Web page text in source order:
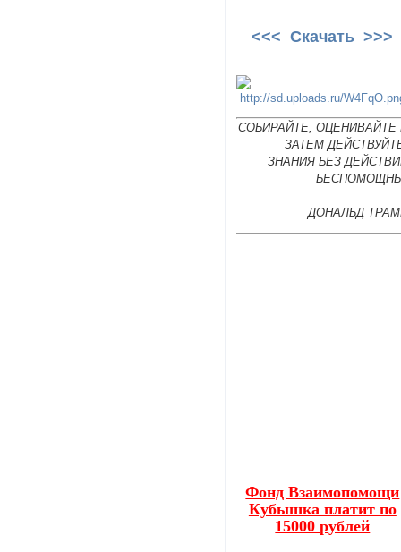
<<< Скачать >>>
СОБИРАЙТЕ, ОЦЕНИВАЙТЕ
ЗАТЕМ
ЗНАНИЯ БЕЗ
ДОНАЛЬД
Фонд Взаимопомощи
Кубышка платит по
15000 рублей